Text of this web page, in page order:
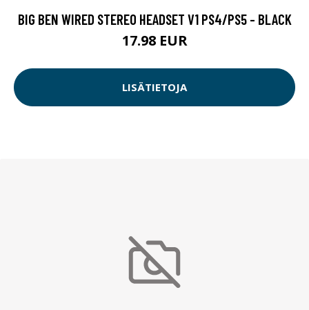
BIG BEN WIRED STEREO HEADSET V1 PS4/PS5 - BLACK
17.98 EUR
LISÄTIETOJA